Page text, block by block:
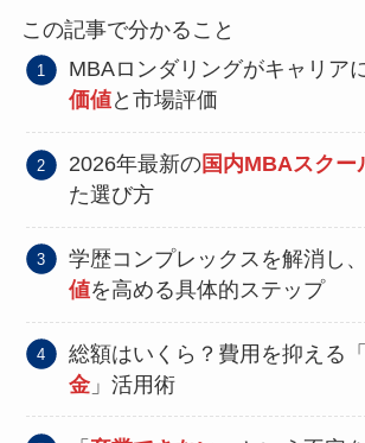
この記事で分かること
MBAロンダリングがキャリア
価値と市場評価
2026年最新の国内MBAスクー
た選び方
学歴コンプレックスを解消し
値を高める具体的ステップ
総額はいくら？費用を抑える
金 」活用術